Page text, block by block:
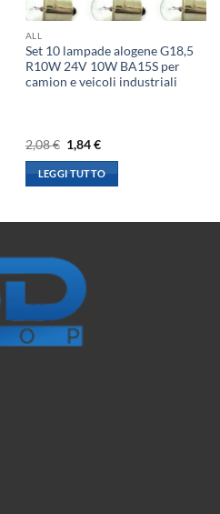
ALL
Set 10 lampade alogene G18,5
R10W 24V 10W BA15S per
camion e veicoli industriali
2,08€ Il
prezzo
originale
era:
2,08 €.
1,84€Il
attuale
è:
1,84 €.
LEGGI TUTTO